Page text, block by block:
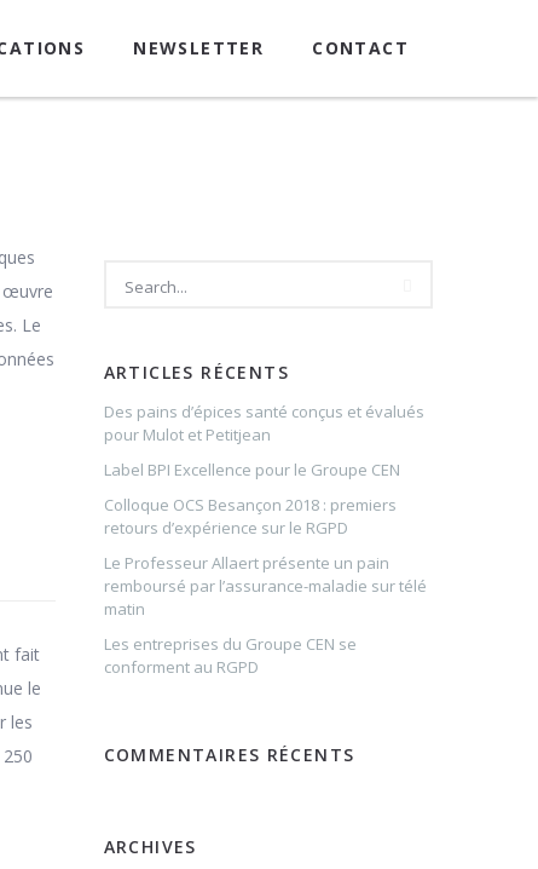
NEWSLETTER CONTACT
œuvre
Le
fait
le
les
ARTICLES RÉCENTS
Des pains d’épices santé conçus et évalués
pour Mulot et Petitjean
Label BPI Excellence pour le Groupe CEN
Colloque OCS Besançon 2018 : premiers
retours d’expérience sur le RGPD
Le Professeur Allaert présente un pain
remboursé par l’assurance-maladie sur télé
matin
Les entreprises du Groupe CEN se
conforment au RGPD
COMMENTAIRES RÉCENTS
ARCHIVES